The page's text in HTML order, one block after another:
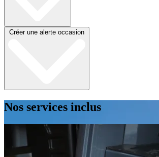
Créer une alerte occasion
Nos services inclus